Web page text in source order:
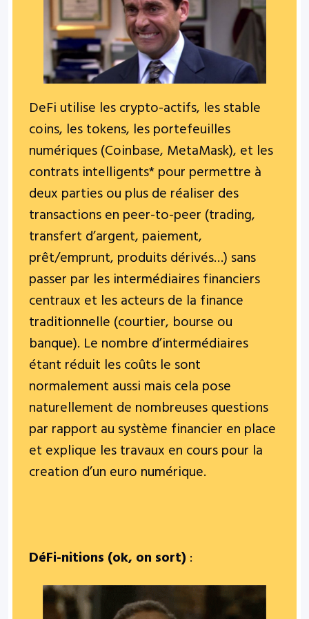
DeFi utilise les crypto-actifs, les stable
coins, les tokens, les portefeuilles
numériques (Coinbase, MetaMask), et les
contrats intelligents* pour permettre à
deux parties ou plus de réaliser des
transactions en peer-to-peer (trading,
transfert d’argent, paiement,
prêt/emprunt, produits dérivés…) sans
passer par les intermédiaires financiers
centraux et les acteurs de la finance
traditionnelle (courtier, bourse ou
banque). Le nombre d’intermédiaires
étant réduit les coûts le sont
normalement aussi mais cela pose
naturellement de nombreuses questions
par rapport au système financier en place
et explique les travaux en cours pour la
creation d’un euro numérique.
DéFi-nitions (ok, on sort):